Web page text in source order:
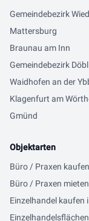
Gemeindebezirk
Mattersburg
Braunau am Inn
Gemeindebezirk
Waidhofen an der
Klagenfurt am
Gmünd
Objektarten
Büro / Praxen kaufen
Büro / Praxen mieten
Einzelhandel kaufen